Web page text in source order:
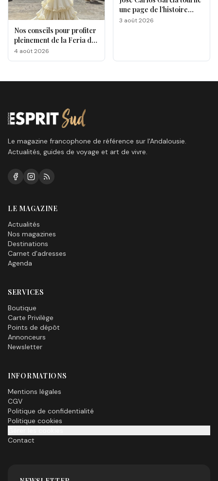
Nos conseils pour profiter
pleinement de la Feria de
Málaga 2026
4 août 2026
une page de l’histoire
gastronomique de Malaga
3 août 2026
Le magazine francophone de référence sur l'Andalousie.
Actualités, guides de voyage et art de vivre.
LE MAGAZINE
Actualités
Nos magazines
Destinations
Carnet d'adresses
Agenda
SERVICES
Boutique
Carte Privilège
Points de dépôt
Annonceurs
Newsletter
INFORMATIONS
Mentions légales
CGV
Politique de confidentialité
Politique cookies
Contact